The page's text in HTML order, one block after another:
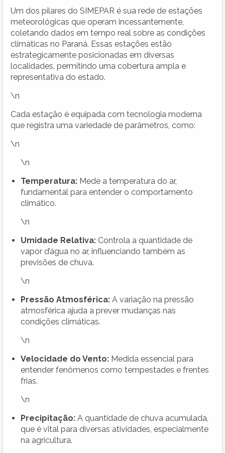
Um dos pilares do SIMEPAR é sua rede de estações
meteorológicas que operam incessantemente,
coletando dados em tempo real sobre as condições
climáticas no Paraná. Essas estações estão
estrategicamente posicionadas em diversas
localidades, permitindo uma cobertura ampla e
representativa do estado.
\n
Cada estação é equipada com tecnologia moderna
que registra uma variedade de parâmetros, como:
\n
\n
Temperatura: Mede a temperatura do ar,
fundamental para entender o comportamento
climático.
\n
Umidade Relativa: Controla a quantidade de
vapor d’água no ar, influenciando também as
previsões de chuva.
\n
Pressão Atmosférica: A variação na pressão
atmosférica ajuda a prever mudanças nas
condições climáticas.
\n
Velocidade do Vento: Medida essencial para
entender fenômenos como tempestades e frentes
frias.
\n
Precipitação: A quantidade de chuva acumulada,
que é vital para diversas atividades, especialmente
na agricultura.